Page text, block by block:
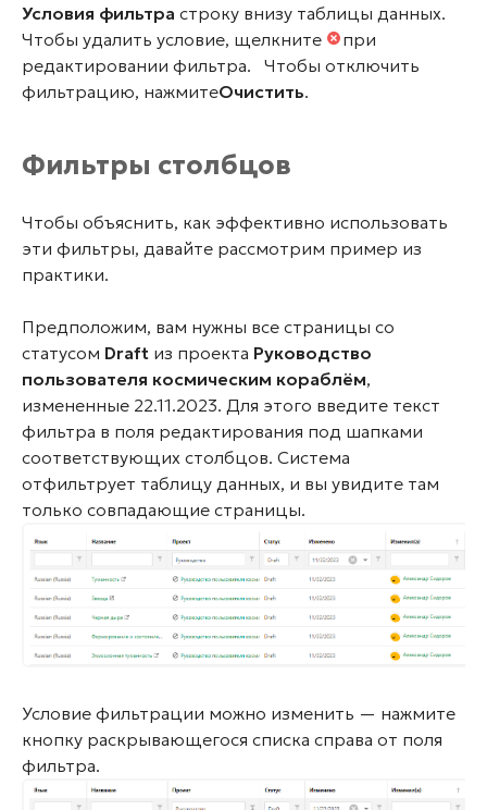
Условия фильтра строку внизу таблицы данных.
Чтобы удалить условие, щелкните
при
редактировании фильтра. Чтобы отключить
фильтрацию, нажмитеОчистить.
Фильтры столбцов
Чтобы объяснить, как эффективно использовать
эти фильтры, давайте рассмотрим пример из
практики.
Предположим, вам нужны все страницы со
статусом Draft из проекта Руководство
пользователя космическим кораблём,
измененные 22.11.2023. Для этого введите текст
фильтра в поля редактирования под шапками
соответствующих столбцов. Система
отфильтрует таблицу данных, и вы увидите там
только совпадающие страницы.
Условие фильтрации можно изменить — нажмите
кнопку раскрывающегося списка справа от поля
фильтра.